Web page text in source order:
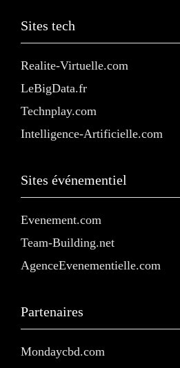
Sites tech
Realite-Virtuelle.com
LeBigData.fr
Technplay.com
Intelligence-Artificielle.com
Sites événementiel
Evenement.com
Team-Building.net
AgenceEvenementielle.com
Partenaires
Mondaycbd.com